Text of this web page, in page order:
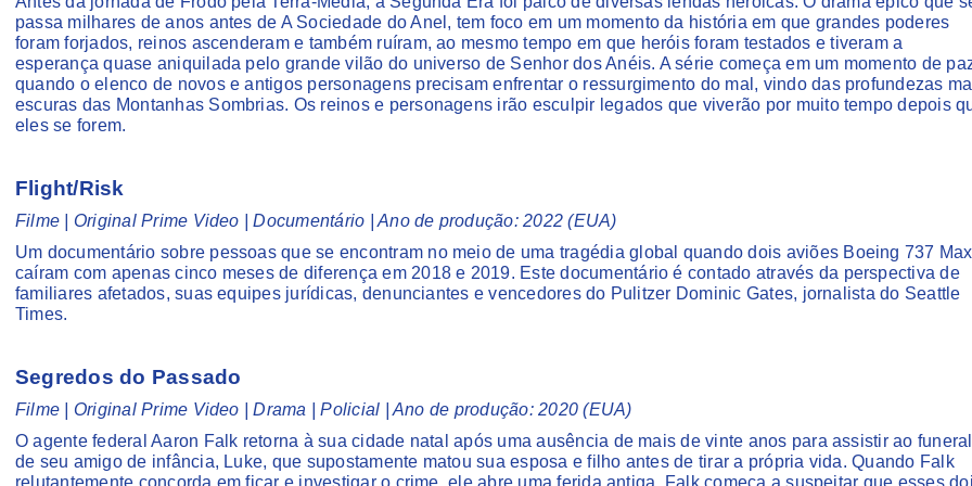
passa milhares de anos antes de A Sociedade do Anel, tem foco em um momento da história em que grandes poderes
foram forjados, reinos ascenderam e também ruíram, ao mesmo tempo em que heróis foram testados e tiveram a
esperança quase aniquilada pelo grande vilão do universo de Senhor dos Anéis. A série começa em um momento de
quando o elenco de novos e antigos personagens precisam enfrentar o ressurgimento do mal, vindo das profundezas
escuras das Montanhas Sombrias. Os reinos e personagens irão esculpir legados que viverão por muito tempo depois
eles se forem.
Flight/Risk
Filme | Original Prime Video | Documentário | Ano de produção: 2022 (EUA)
Um documentário sobre pessoas que se encontram no meio de uma tragédia global quando dois aviões Boeing 737 Max
caíram com apenas cinco meses de diferença em 2018 e 2019. Este documentário é contado através da perspectiva de
familiares afetados, suas equipes jurídicas, denunciantes e vencedores do Pulitzer Dominic Gates, jornalista do Seattle
Times.
Segredos do Passado
Filme | Original Prime Video | Drama | Policial | Ano de produção: 2020 (EUA)
O agente federal Aaron Falk retorna à sua cidade natal após uma ausência de mais de vinte anos para assistir ao funeral
de seu amigo de infância, Luke, que supostamente matou sua esposa e filho antes de tirar a própria vida. Quando Falk
relutantemente concorda em ficar e investigar o crime, ele abre uma ferida antiga. Falk começa a suspeitar que esses